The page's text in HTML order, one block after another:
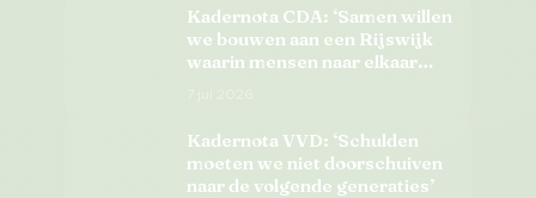
Kadernota CDA: ‘Samen willen
we bouwen aan een Rijswijk
waarin mensen naar elkaar
voor de toekomst.’
Kadernota VVD: ‘Schulden
moeten we niet doorschuiven
naar de volgende generaties’